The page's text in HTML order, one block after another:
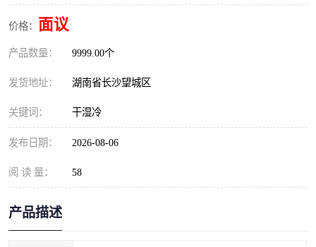
价格： 面议
产品数量： 9999.00个
发货地址： 湖南省长沙望城区
关键词： 干湿冷
发布日期： 2026-08-06
阅 读 量： 58
产品描述